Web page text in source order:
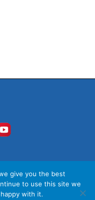
6324
give you the best
to use this site we
with it.